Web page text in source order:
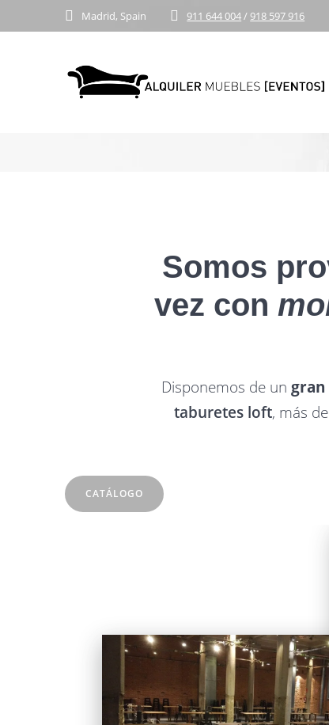
to
Madrid, Spain 911 644 004/ 918 597 916
Somos
vez con
Disponemos de un
taburetes loft, más
CATÁLOGO